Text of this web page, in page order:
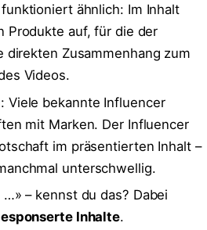
funktioniert ähnlich: Im Inhalt
Produkte auf, für die der
direkten Zusammenhang zum
Videos.
: Viele bekannte Influencer
mit Marken. Der Influencer
im präsentierten Inhalt –
unterschwellig.
– kennst du das? Dabei
Inhalte.